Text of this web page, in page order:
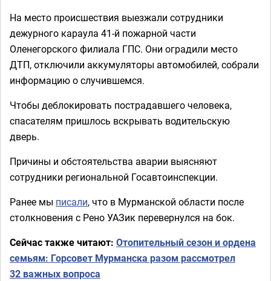
На место происшествия выезжали сотрудники
дежурного караула 41-й пожарной части
Оленегорского филиала ГПС. Они оградили место
ДТП, отключили аккумуляторы автомобилей, собрали
информацию о случившемся.
Чтобы деблокировать пострадавшего человека,
спасателям пришлось вскрывать водительскую
дверь.
Причины и обстоятельства аварии выясняют
сотрудники региональной Госавтоинспекции.
Ранее мы писали, что в Мурманской области после
столкновения с Рено УАЗик перевернулся на бок.
Сейчас также читают: Отопительный сезон и ордена
семьям: Горсовет Мурманска разом рассмотрел
32 важных вопроса